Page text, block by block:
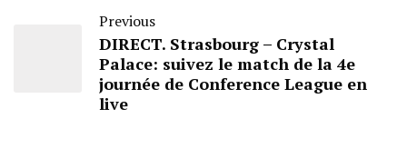
Previous
DIRECT. Strasbourg – Crystal
Palace: suivez le match de la 4e
journée de Conference League en
live